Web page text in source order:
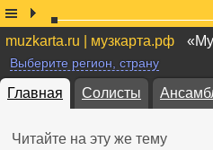
muzkarta.ru | музкарта.рф
Выберите регион, страну
Главная Солисты
Читайте на эту же тему